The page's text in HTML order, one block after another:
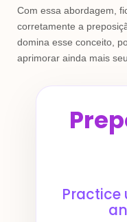
Com essa abordagem,
corretamente a
domina esse conceito,
aprimorar ainda mais
Practice